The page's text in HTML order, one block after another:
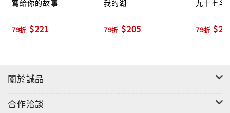
寫給你的故事
79折 $221
我的湖
79折 $205
九十七年
79折
關於誠品
合作洽談